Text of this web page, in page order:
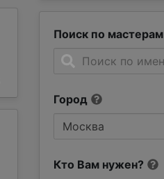
Поиск по мастерам
Город
Кто Вам нужен?